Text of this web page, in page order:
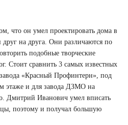
что он умел проектировать дома в
на друга. Они различаются по
подобные творческие
Стоит сравнить 3 самых известных
«Красный Профинтерн», под
этаже и для завода ДЗМО на
Дмитрий Иванович умел вписать
поэтому и получал большую